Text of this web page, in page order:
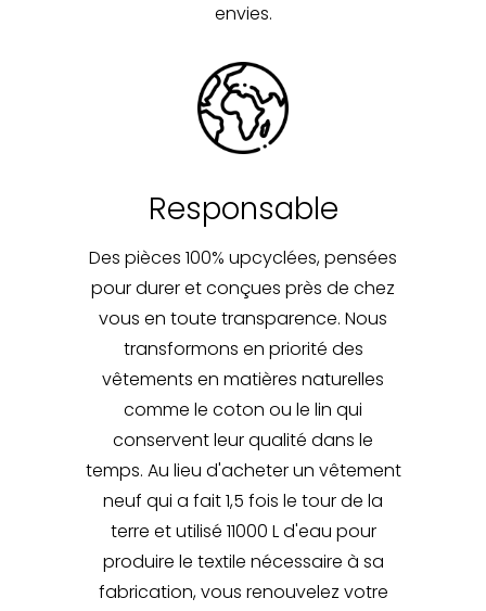
envies.
Responsable
Des pièces 100% upcyclées, pensées
pour durer et conçues près de chez
vous en toute transparence. Nous
transformons en priorité des
vêtements en matières naturelles
comme le coton ou le lin qui
conservent leur qualité dans le
temps. Au lieu d'acheter un vêtement
neuf qui a fait 1,5 fois le tour de la
terre et utilisé 11000 L d'eau pour
produire le textile nécessaire à sa
fabrication, vous renouvelez votre